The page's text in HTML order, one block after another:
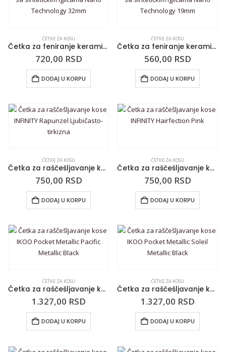
ČETKE ZA KOSU
Četka za feniranje keramička sa sintetičkim iglicama Nano Technology 32mm
720,00 RSD
DODAJ U KORPU
ČETKE ZA KOSU
Četka za feniranje keramička sa sintetičkim iglicama Nano Technology 19mm
560,00 RSD
DODAJ U KORPU
ČETKE ZA KOSU
Četka za raščešljavanje kose INFINITY Rapunzel Ljubičasto-tirkizna
750,00 RSD
DODAJ U KORPU
ČETKE ZA KOSU
Četka za raščešljavanje kose INFINITY Hairfection Pink
750,00 RSD
DODAJ U KORPU
ČETKE ZA KOSU
Četka za raščešljavanje kose IKOO Pocket Metallic Pacific Metallic Black
1.327,00 RSD
DODAJ U KORPU
ČETKE ZA KOSU
Četka za raščešljavanje kose IKOO Pocket Metallic Soleil Metallic Black
1.327,00 RSD
DODAJ U KORPU